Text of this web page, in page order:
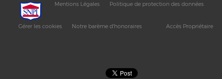
Mentions Légales Politique de protection des données
Gérer les cookies Notre barème d'honoraires Accès Propriétaire